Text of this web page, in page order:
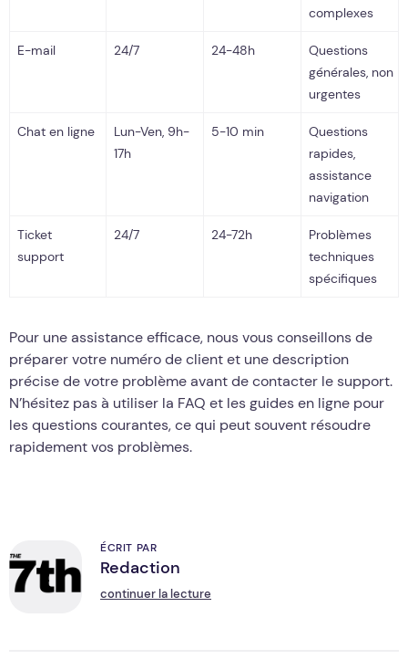
complexes
E-mail 24/7 24-48h
Questions
générales, non
urgentes
Chat en ligne
Lun-Ven, 9h-
17h
5-10 min
Questions
rapides,
assistance
navigation
Ticket
support
24/7 24-72h
Problèmes
techniques
spécifiques
Pour une assistance efficace, nous vous conseillons de
préparer votre numéro de client et une description
précise de votre problème avant de contacter le support.
N’hésitez pas à utiliser la FAQ et les guides en ligne pour
les questions courantes, ce qui peut souvent résoudre
rapidement vos problèmes.
R
ÉCRIT PAR
Redaction
continuer la lecture